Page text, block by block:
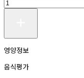
영양정보
음식평가